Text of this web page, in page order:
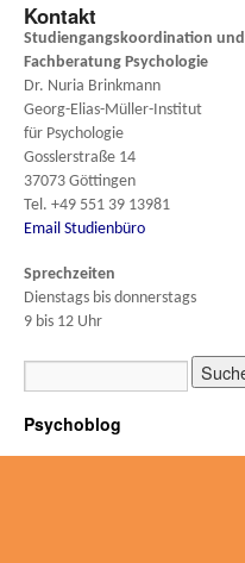
Kontakt
Studiengangskoordination und
Fachberatung Psychologie
Dr. Nuria Brinkmann
Georg-Elias-Müller-Institut
für Psychologie
Gosslerstraße 14
37073 Göttingen
Tel. +49 551 39 13981
Email Studienbüro
Sprechzeiten
Dienstags bis donnerstags
9 bis 12 Uhr
Psychoblog